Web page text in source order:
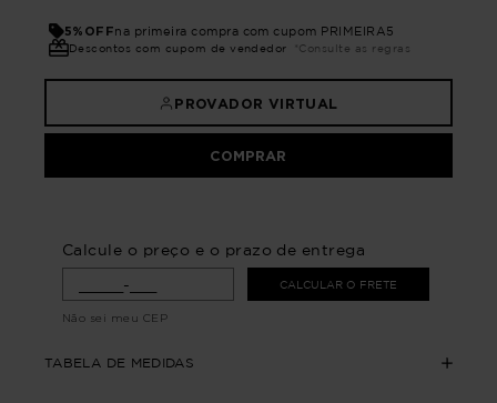
5%OFFna primeira compra com cupom PRIMEIRA5
Descontos com cupom de vendedor *Consulte as regras
PROVADOR VIRTUAL
COMPRAR
Calcule o preço e o prazo de entrega
CALCULAR O FRETE
Não sei meu CEP
TABELA DE MEDIDAS